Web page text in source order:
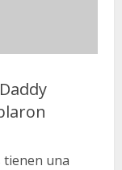
tienen una